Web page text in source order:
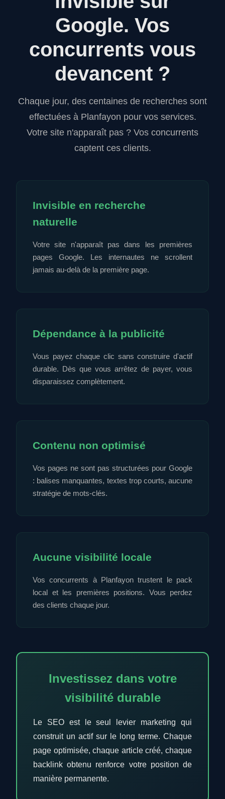
Google. Vos
concurrents vous
devancent ?
Chaque jour, des centaines de recherches sont
effectuées à Planfayon pour vos services.
Votre site n'apparaît pas ? Vos concurrents
captent ces clients.
Invisible en recherche
naturelle
Votre site n'apparaît pas dans les premières
pages Google. Les internautes ne scrollent
jamais au-delà de la première page.
Dépendance à la publicité
Vous payez chaque clic sans construire d'actif
durable. Dès que vous arrêtez de payer, vous
disparaissez complètement.
Contenu non optimisé
Vos pages ne sont pas structurées pour Google
: balises manquantes, textes trop courts, aucune
stratégie de mots-clés.
Aucune visibilité locale
Vos concurrents à Planfayon trustent le pack
local et les premières positions. Vous perdez
des clients chaque jour.
Investissez dans votre
visibilité durable
Le SEO est le seul levier marketing qui
construit un actif sur le long terme. Chaque
page optimisée, chaque article créé, chaque
backlink obtenu renforce votre position de
manière permanente.